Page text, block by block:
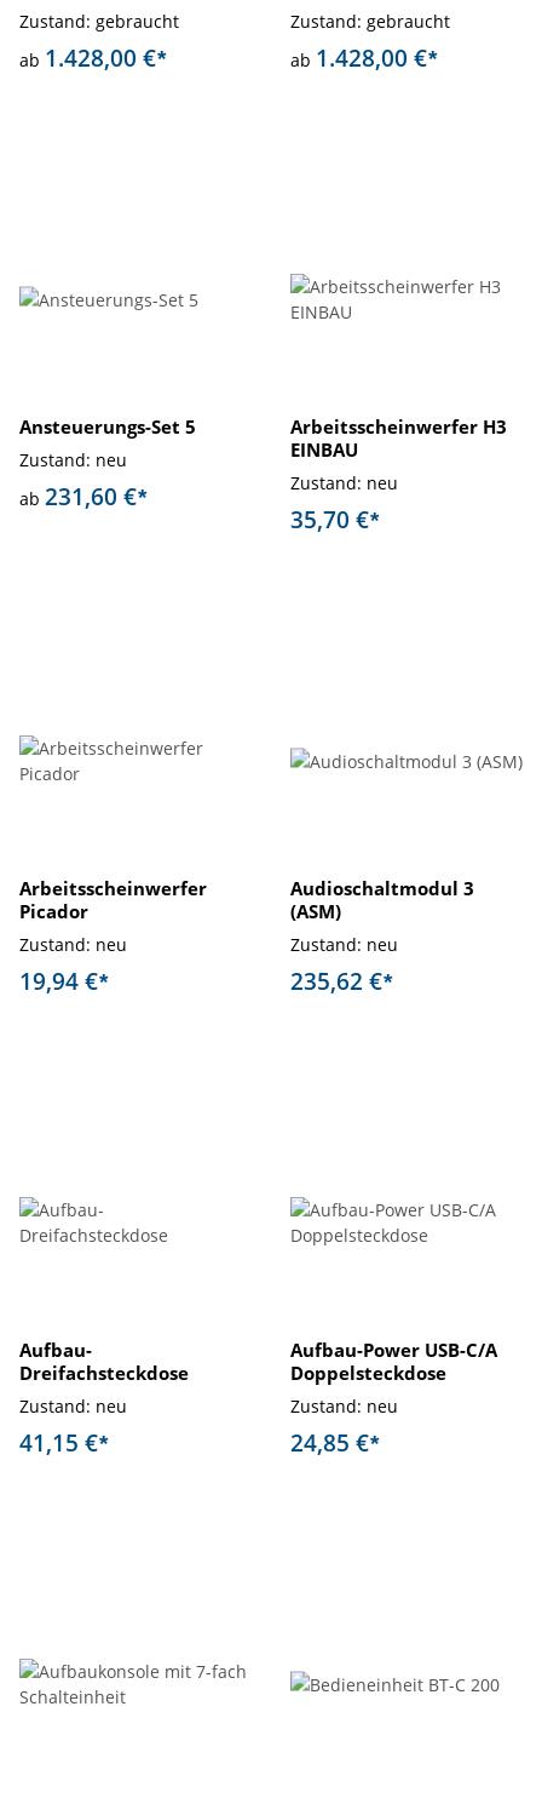
Zustand: gebraucht
ab 1.428,00 €*
Zustand: gebraucht
ab 1.428,00 €*
Ansteuerungs-Set 5
Zustand: neu
ab 231,60 €*
Arbeitsscheinwerfer H3
EINBAU
Zustand: neu
35,70 €*
Arbeitsscheinwerfer
Picador
Zustand: neu
19,94 €*
Audioschaltmodul 3
(ASM)
Zustand: neu
235,62 €*
Aufbau-
Dreifachsteckdose
Zustand: neu
41,15 €*
Aufbau-Power USB-C/A
Doppelsteckdose
Zustand: neu
24,85 €*